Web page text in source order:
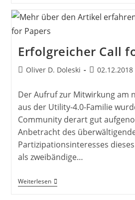
1.5
Million
Erfolgreicher Call
Beitrags-
Oliver D. Doleski
Beitrag
02.12.2018
Der Aufruf zur Mitwirkung am
aus der Utility-4.0-Familie
Community derart gut
Anbetracht des
Partizipationsinteresses
als zweibändige…
WeiterlesenErfolgreicher
Call